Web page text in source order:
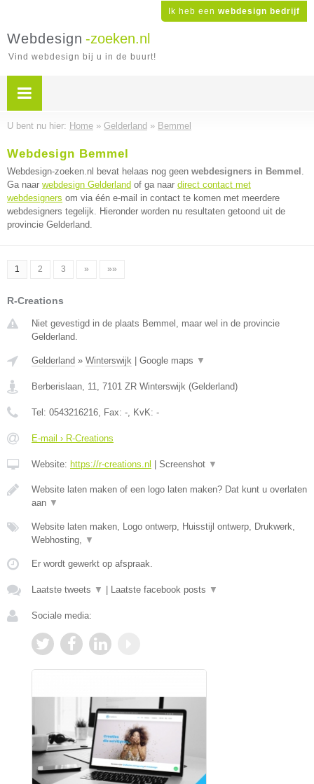
Ik heb een webdesign bedrijf
Webdesign -zoeken.nl
Vind webdesign bij u in de buurt!
U bent nu hier: Home » Gelderland » Bemmel
Webdesign Bemmel
Webdesign-zoeken.nl bevat helaas nog geen webdesigners in Bemmel .
Ga naar webdesign Gelderland of ga naar direct contact met
webdesigners om via één e-mail in contact te komen met meerdere
webdesigners tegelijk. Hieronder worden nu resultaten getoond uit de
provincie Gelderland.
1 2 3 » »»
R-Creations
Niet gevestigd in de plaats Bemmel, maar wel in de provincie
Gelderland.
Gelderland » Winterswijk Google maps ▼
Berberislaan, 11, 7101 ZR Winterswijk (Gelderland)
Tel: 0543216216, Fax: -, KvK: -
E-mail › R-Creations
Website: https://r-creations.nl Screenshot ▼
Website laten maken of een logo laten maken? Dat kunt u overlaten
aan ▼
Website laten maken, Logo ontwerp, Huisstijl ontwerp, Drukwerk,
Webhosting, ▼
Er wordt gewerkt op afspraak.
Laatste tweets ▼ Laatste facebook posts ▼
Sociale media: